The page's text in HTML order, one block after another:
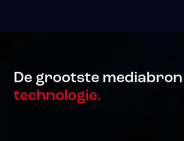
De grootste
technologie.